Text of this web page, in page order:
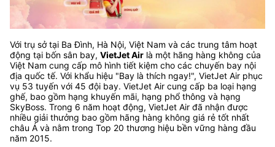
Với trụ sở tại Ba Đình, Hà Nội, Việt Nam và các trung tâm hoạt
động tại bốn sân bay, VietJet Air là một hãng hàng không của
Việt Nam cung cấp mô hình tiết kiệm cho các chuyến bay nội
địa quốc tế. Với khẩu hiệu "Bay là thích ngay!", VietJet Air phục
vụ 53 tuyến với 45 đội bay. VietJet Air cung cấp ba loại hạng
ghế, bao gồm hạng khuyến mãi, hạng phổ thông và hạng
SkyBoss. Trong 6 năm hoạt động, VietJet Air đã nhận được
nhiều giải thưởng bao gồm hãng hàng không giá rẻ tốt nhất
châu Á và nằm trong Top 20 thương hiệu bền vững hàng đầu
năm 2015.